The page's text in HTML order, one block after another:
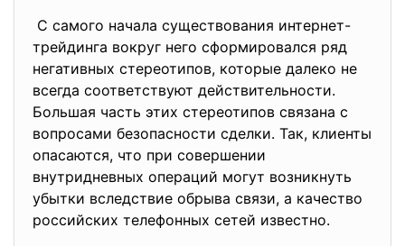
С самого начала существования интернет-
трейдинга вокруг него сформировался ряд
негативных стереотипов, которые далеко не
всегда соответствуют действительности.
Большая часть этих стереотипов связана с
вопросами безопасности сделки. Так, клиенты
опасаются, что при совершении
внутридневных операций могут возникнуть
убытки вследствие обрыва связи, а качество
российских телефонных сетей известно.